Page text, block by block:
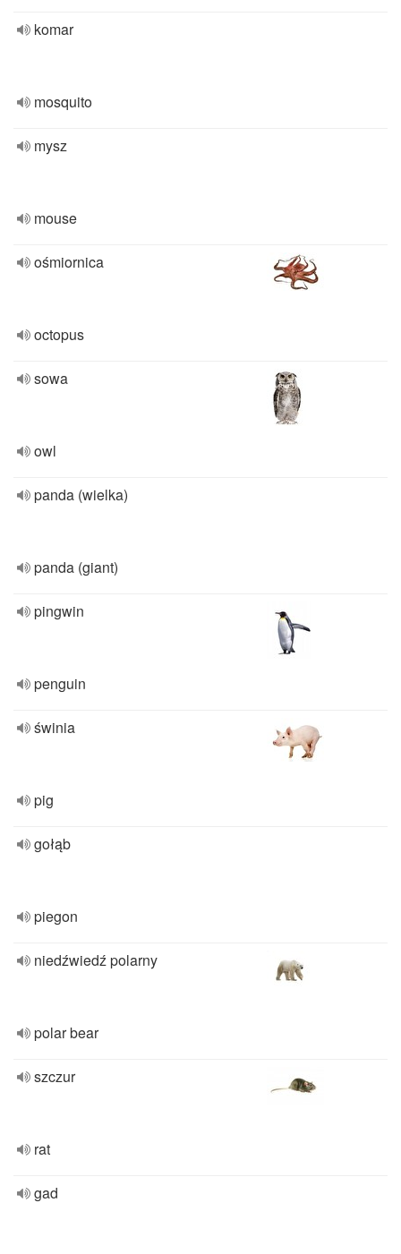
komar
mosquito
mysz
mouse
ośmiornica
octopus
sowa
owl
panda (wielka)
panda (giant)
pingwin
penguin
świnia
pig
gołąb
piegon
niedźwiedź polarny
polar bear
szczur
rat
gad